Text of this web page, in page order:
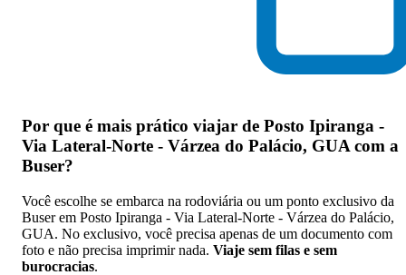
Por que é mais prático viajar de Posto Ipiranga -
Via Lateral-Norte - Várzea do Palácio, GUA com a
Buser?
Você escolhe se embarca na rodoviária ou um ponto exclusivo da
Buser em Posto Ipiranga - Via Lateral-Norte - Várzea do Palácio,
GUA. No exclusivo, você precisa apenas de um documento com
foto e não precisa imprimir nada. Viaje sem filas e sem
burocracias.